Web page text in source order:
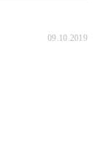
09.10.2019